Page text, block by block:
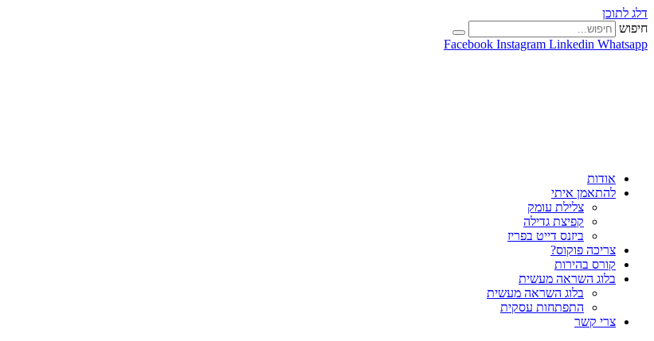
דלג לתוכן
חיפוש
Facebook Instagram Linkedin Whatsapp
אודות
להתאמן איתי
צלילת עומק
קפיצת גדילה
ביזנס דייט בפריז
צריכה פוקוס?
קורס בהירות
בלוג השראה מעשית
בלוג השראה מעשית
התפתחות עסקית
צרי קשר